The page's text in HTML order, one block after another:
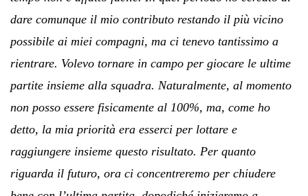
dare comunque il mio contributo restando il più vicino
possibile ai miei compagni, ma ci tenevo tantissimo a
rientrare. Volevo tornare in campo per giocare le ultime
partite insieme alla squadra. Naturalmente, al momento
non posso essere fisicamente al 100%, ma, come ho
detto, la mia priorità era esserci per lottare e
raggiungere insieme questo risultato. Per quanto
riguarda il futuro, ora ci concentreremo per chiudere